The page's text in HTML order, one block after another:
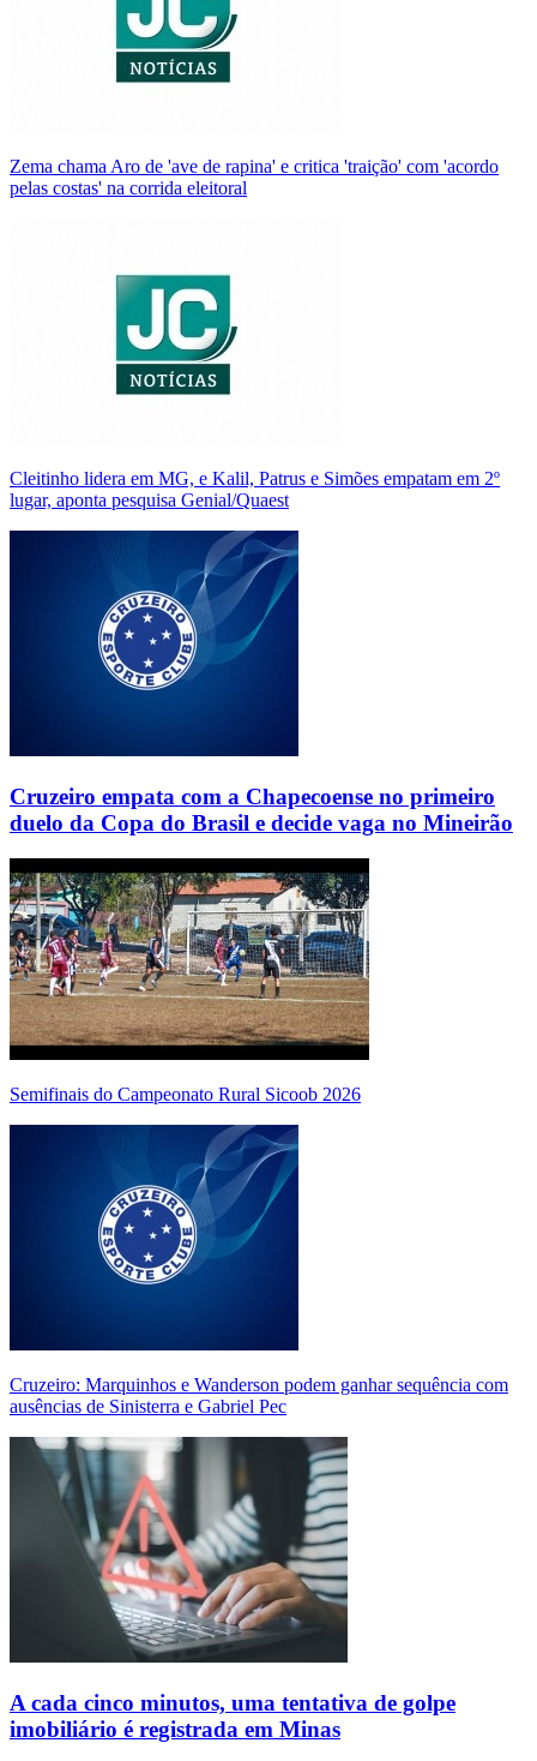
Zema chama Aro de 'ave de rapina' e critica 'traição' com 'acordo
pelas costas' na corrida eleitoral
Cleitinho lidera em MG, e Kalil, Patrus e Simões empatam em 2º
lugar, aponta pesquisa Genial/Quaest
Cruzeiro empata com a Chapecoense no primeiro
duelo da Copa do Brasil e decide vaga no Mineirão
Semifinais do Campeonato Rural Sicoob 2026
Cruzeiro: Marquinhos e Wanderson podem ganhar sequência com
ausências de Sinisterra e Gabriel Pec
A cada cinco minutos, uma tentativa de golpe
imobiliário é registrada em Minas